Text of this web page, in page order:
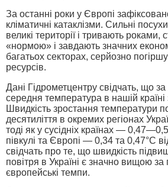
За останні роки у Європі
кліматичні катаклізми. Сильні
великі території і тривають роками,
«нормою» і завдають значних
багатьох секторах, серйозно
ресурсів.
Дані Гідрометцентру свідчать, що за
середня температура в нашій
Швидкість зростання температури
десятиліття в окремих регіонах
тоді як у сусідніх країнах —
півкулі та Європі — 0,34 та 0,47°С
свідчать про те, що швидкість
повітря в Україні є значно вищою за
європейські темпи.